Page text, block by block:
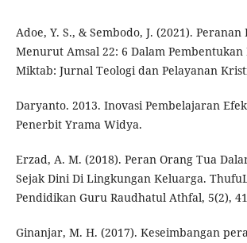
Adoe, Y. S., & Sembodo, J. (2021).
Menurut Amsal 22: 6 Dalam
Miktab: Jurnal Teologi dan Pelayanan
Daryanto. 2013. Inovasi Pembelajaran
Penerbit Yrama Widya.
Erzad, A. M. (2018). Peran Orang Tua
Sejak Dini Di Lingkungan Keluarga.
Pendidikan Guru Raudhatul Athfal, 5(2),
Ginanjar, M. H. (2017). Keseimbangan